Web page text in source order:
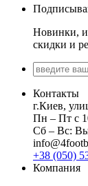
Новинки,
скидки и
Контакты
г.Киев,
Пн ‒ Пт с
Сб ‒ Вс:
+38 (050)
Компания